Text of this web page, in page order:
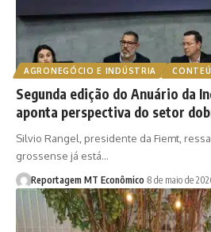
AGRONEGÓCIO E INDÚSTRIA
Segunda edição do Anuário da
aponta perspectiva do setor
Silvio Rangel, presidente da Fiemt,
grossense já está…
Reportagem MT Econômico 8 de maio de